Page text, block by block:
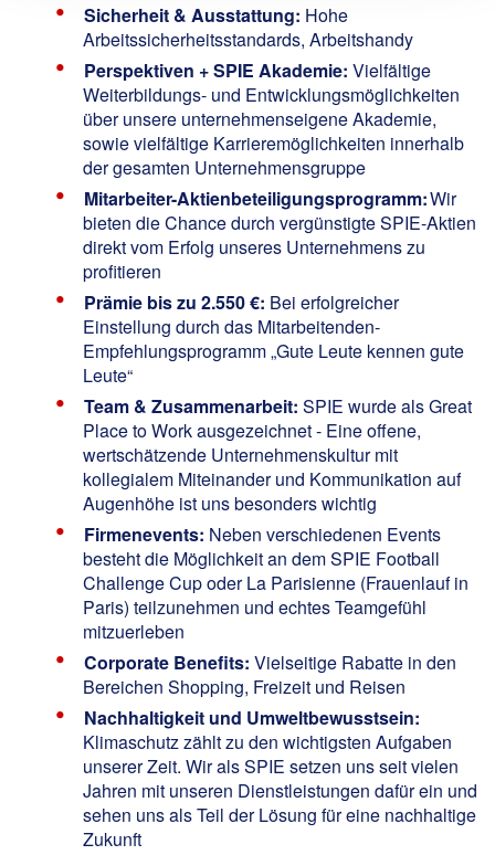
Sicherheit & Ausstattung: Hohe
Arbeitssicherheitsstandards, Arbeitshandy
Perspektiven + SPIE Akademie: Vielfältige
Weiterbildungs- und Entwicklungsmöglichkeiten
über unsere unternehmenseigene Akademie,
sowie vielfältige Karrieremöglichkeiten innerhalb
der gesamten Unternehmensgruppe
Mitarbeiter-Aktienbeteiligungsprogramm:Wir
bieten die Chance durch vergünstigte SPIE-Aktien
direkt vom Erfolg unseres Unternehmens zu
profitieren
Prämie bis zu 2.550 €: Bei erfolgreicher
Einstellung durch das Mitarbeitenden-
Empfehlungsprogramm „Gute Leute kennen gute
Leute“
Team & Zusammenarbeit: SPIE wurde alsGreat
Place to Workausgezeichnet - Eine offene,
wertschätzende Unternehmenskultur mit
kollegialem Miteinander und Kommunikation auf
Augenhöhe ist uns besonders wichtig
Firmenevents: Neben verschiedenen Events
besteht die Möglichkeit an dem SPIE Football
Challenge Cup oder La Parisienne (Frauenlauf in
Paris) teilzunehmen und echtes Teamgefühl
mitzuerleben
Corporate Benefits: Vielseitige Rabatte in den
Bereichen Shopping, Freizeit und Reisen
Nachhaltigkeit und Umweltbewusstsein:
Klimaschutz zählt zu den wichtigsten Aufgaben
unserer Zeit. Wir als SPIE setzen uns seit vielen
Jahren mit unseren Dienstleistungen dafür ein und
sehen uns als Teil der Lösung für eine nachhaltige
Zukunft